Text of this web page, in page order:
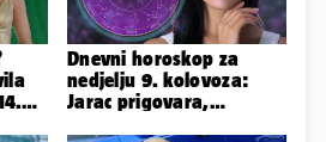
Dnevni horoskop za
nedjelju 9. kolovoza:
Jarac prigovara,